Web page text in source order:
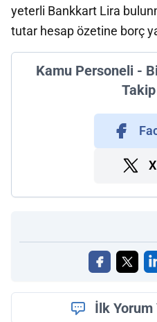
yeterli Bankkart Lira
tutar hesap özetine borç
Kamu Personeli -
İlk Yorum